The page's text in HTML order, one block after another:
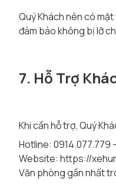
Quý Khách nên có
đảm bảo không bị lỡ
7. Hỗ Trợ
Khi cần hỗ trợ, Quý
Hotline: 0914.077.779
Website: https://
Văn phòng gần nhất